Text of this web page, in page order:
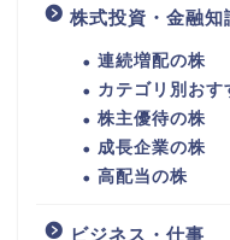
株式投資・金融知
連続増配の株
カテゴリ別お
株主優待の株
成長企業の株
高配当の株
ビジネス・仕事